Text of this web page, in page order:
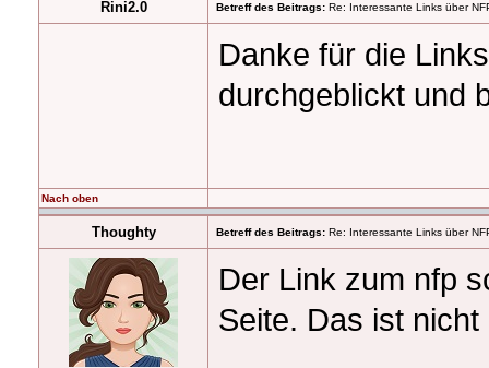
Rini2.0 Betreff des Beitrags: Re: Interessante Links über
Danke für die
durchgeblickt und
Nach oben
Thoughty Betreff des Beitrags: Re: Interessante Links über
Der Link zum nfp
Seite. Das ist